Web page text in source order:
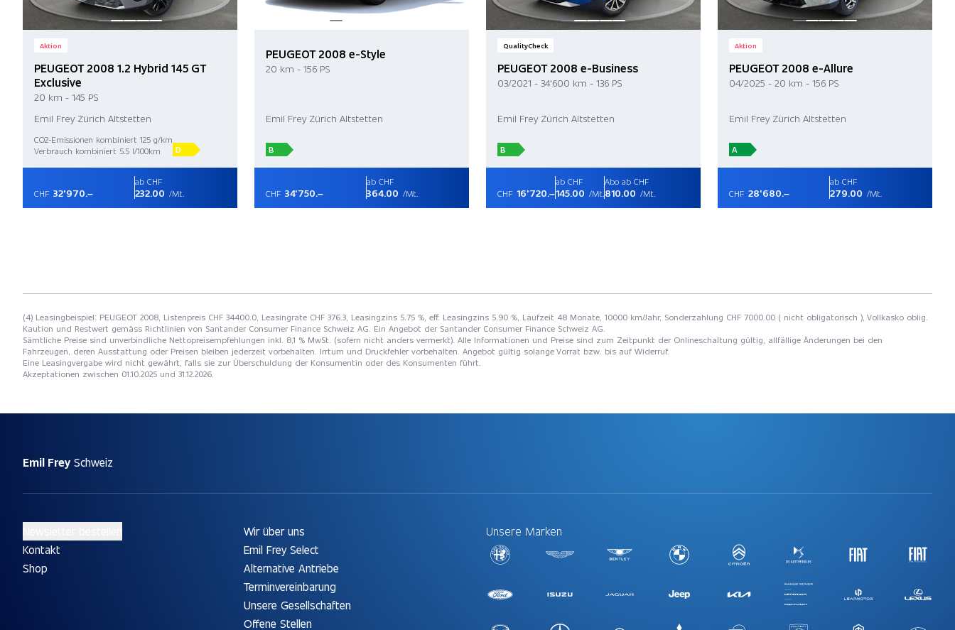
Aktion
PEUGEOT 2008 1.2 Hybrid 145 GT
Exclusive
20 km - 145 PS
Emil Frey Zürich Altstetten
CO2-Emissionen kombiniert 125 g/km
Verbrauch kombiniert 5.5 l/100km
D
CHF 32'970.–
ab CHF
232.00 /Mt.
PEUGEOT 2008 e-Style
20 km - 156 PS
Emil Frey Zürich Altstetten
B
CHF 34'750.–
ab CHF
364.00 /Mt.
QualityCheck
PEUGEOT 2008 e-Business
03/2021 - 34'600 km - 136 PS
Emil Frey Zürich Altstetten
B
CHF 16'720.–
ab CHF
145.00 /Mt.
Abo ab CHF
810.00 /Mt.
Aktion
PEUGEOT 2008 e-Allure
04/2025 - 20 km - 156 PS
Emil Frey Zürich Altstetten
A
CHF 28'680.–
ab CHF
279.00 /Mt.
(4) Leasingbeispiel: PEUGEOT 2008, Listenpreis CHF 34400.0, Leasingrate CHF 376.3, Leasingzins 5.75 %, eff. Leasingzins 5.90 %, Laufzeit 48 Monate, 10000 km/Jahr, Sonderzahlung CHF 7000.00 ( nicht obligatorisch ), Vollkasko oblig.
Kaution und Restwert gemäss Richtlinien von Santander Consumer Finance Schweiz AG. Ein Angebot der Santander Consumer Finance Schweiz AG.
Sämtliche Preise sind unverbindliche Nettopreisempfehlungen inkl. 8,1 % MwSt. (sofern nicht anders vermerkt). Alle Informationen und Preise sind zum Zeitpunkt der Onlineschaltung gültig, allfällige Änderungen bei den
Fahrzeugen, deren Ausstattung oder Preisen bleiben jederzeit vorbehalten. Irrtum und Druckfehler vorbehalten. Angebot gültig solange Vorrat bzw. bis auf Widerruf.
Eine Leasingvergabe wird nicht gewährt, falls sie zur Überschuldung der Konsumentin oder des Konsumenten führt.
Akzeptationen zwischen 01.10.2025 und 31.12.2026.
Emil Frey Schweiz
Kontakt
Shop
Wir über uns
Emil Frey Select
Alternative Antriebe
Terminvereinbarung
Unsere Gesellschaften
Offene Stellen
Unsere Marken